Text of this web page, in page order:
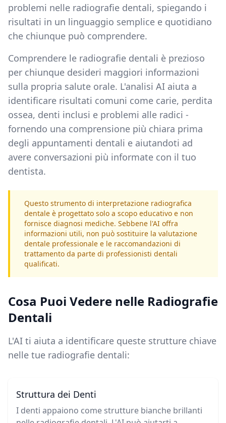
problemi nelle radiografie dentali, spiegando i
risultati in un linguaggio semplice e quotidiano
che chiunque può comprendere.
Comprendere le radiografie dentali è prezioso
per chiunque desideri maggiori informazioni
sulla propria salute orale. L'analisi AI aiuta a
identificare risultati comuni come carie, perdita
ossea, denti inclusi e problemi alle radici -
fornendo una comprensione più chiara prima
degli appuntamenti dentali e aiutandoti ad
avere conversazioni più informate con il tuo
dentista.
Questo strumento di interpretazione radiografica
dentale è progettato solo a scopo educativo e non
fornisce diagnosi mediche. Sebbene l'AI offra
informazioni utili, non può sostituire la valutazione
dentale professionale e le raccomandazioni di
trattamento da parte di professionisti dentali
qualificati.
Cosa Puoi Vedere nelle Radiografie
Dentali
L'AI ti aiuta a identificare queste strutture chiave
nelle tue radiografie dentali:
Struttura dei Denti
I denti appaiono come strutture bianche brillanti